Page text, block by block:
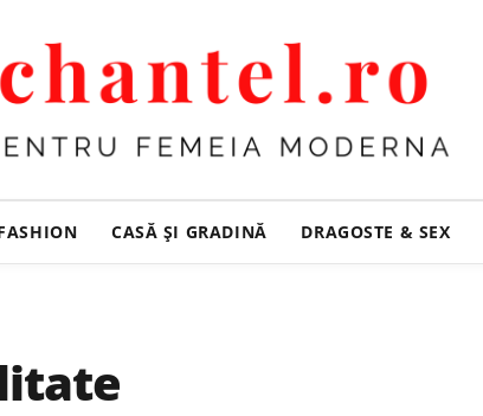
CASĂ ŞI GRADINĂ DRAGOSTE & SEX